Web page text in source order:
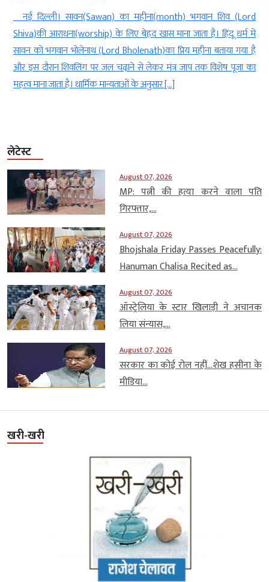
भगवान शिव (Lord
माना जाता है। हिंदू धर्म में
प्रिय महीना बताया गया है
जाप तक विशेष पूजा का
[…]
नई दिल्ली। ज्योतिष शास्त्र (Astrology) के
(Planets and Nakshatra) के लिहाज से अहम
रक्षाबंधन के दिन साल का अंतिम चंद्र ग्रहण भी
अगस्त को शनि (Shani) अपनी चाल में बदलाव
Nakshatra) के प्रथम चरण […]
लेटेस्ट
August 07, 2026
MP: पत्नी की हत्या करने वाला पति
गिरफ्तार,...
August 07, 2026
Bhojshala Friday Passes Peacefully:
Hanuman Chalisa Recited as...
August 07, 2026
ऑस्ट्रेलिया के स्टार खिलाड़ी ने अचानक
लिया संन्यास,...
August 07, 2026
सरकार का कोई रोल नहीं…शेख हसीना के
मीडिया...
खरी-खरी